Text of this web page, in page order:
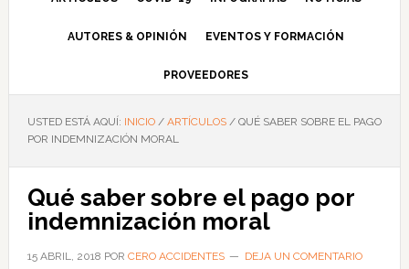
AUTORES & OPINIÓN EVENTOS Y FORMACIÓN
PROVEEDORES
USTED ESTÁ AQUÍ: INICIO / ARTÍCULOS /QUÉ SABER SOBRE EL PAGO
POR INDEMNIZACIÓN MORAL
Qué saber sobre el pago por
indemnización moral
15 ABRIL, 2018 POR CERO ACCIDENTES DEJA UN COMENTARIO